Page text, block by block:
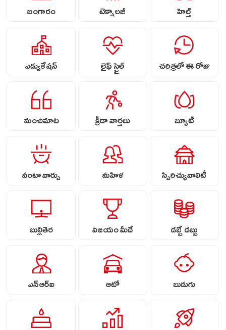
బంగారం టెక్నాలజీ హెల్త్
ఎడ్యుకేషన్ లైఫ్ స్టైల్ చరిత్రలో ఈ రోజు
మంచిమాట క్రీడా వార్తలు బ్యూటీ
వంటా వార్పు మహిళ స్పిరిచ్యువాలిటీ
బుల్లితెర విజయం మీదే డబ్బే డబ్బు
ఎన్ఆర్ఐ ఆటో బుడుగు